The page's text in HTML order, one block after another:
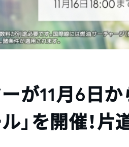
が11月6日か
」を開催！片